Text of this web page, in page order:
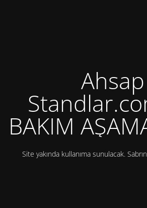
Ahsap
BAKIM
Site yakında kullanıma sunulacak.